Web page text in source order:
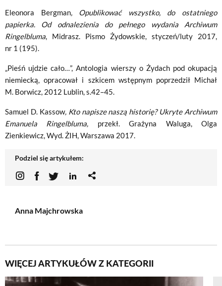
Eleonora Bergman, Opublikować wszystko, do ostatniego
papierka. Od odnalezienia do pełnego wydania Archiwum
Ringelbluma, Midrasz. Pismo Żydowskie, styczeń/luty 2017,
nr 1 (195).
„Pieśń ujdzie cało…”, Antologia wierszy o Żydach pod okupacją
niemiecką, opracował i szkicem wstępnym poprzedził Michał
M. Borwicz, 2012 Lublin, s.42–45.
Samuel D. Kassow, Kto napisze naszą historię? Ukryte Archiwum
Emanuela Ringelbluma, przekł. Grażyna Waluga, Olga
Zienkiewicz, Wyd. ŻIH, Warszawa 2017.
Podziel się artykułem:
Anna Majchrowska
WIĘCEJ ARTYKUŁÓW Z KATEGORII